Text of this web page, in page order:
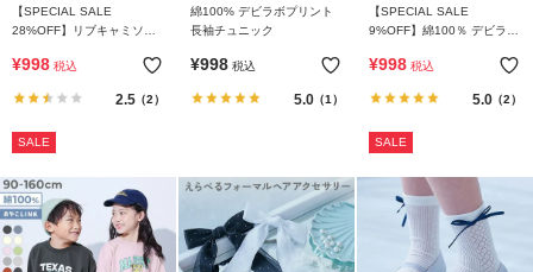
【SPECIAL SALE
28%OFF】リブキャミソー
¥998 税込
2.5（2）
SALE
綿100% デビラボプリント
長袖チュニック
¥998 税込
5.0（1）
【SPECIAL SALE
9%OFF】綿100％ デビラボ
リント袖リブ 長袖Tシャツ
¥998 税込
5.0（2）
SALE